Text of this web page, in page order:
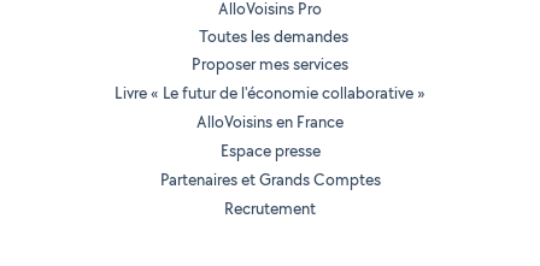
AlloVoisins Pro
Toutes les demandes
Proposer mes services
Livre « Le futur de l'économie collaborative »
AlloVoisins en France
Espace presse
Partenaires et Grands Comptes
Recrutement